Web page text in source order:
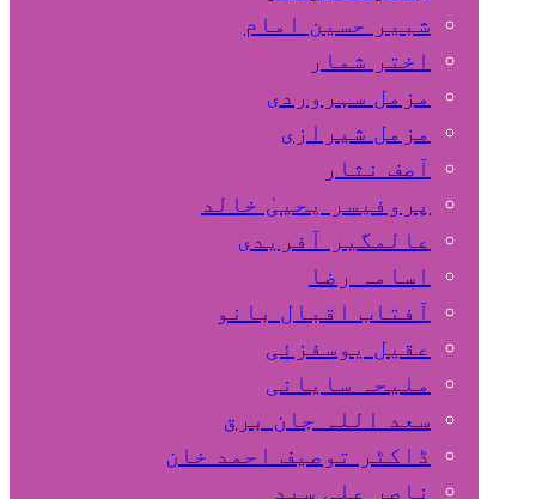
شبیر حسین امام
اختر شمار
مزمل سہروردی
مزمل شیرازی
آصف نثار
پروفیسر یحییٰ خالد
عالمگیر آفریدی
اسامہ رضا
آفتاب اقبال بانو
عقیل یوسفزئی
ملیحہ سایانی
سعد اللہ جان برق
ڈاکٹر توصیف احمد خان
ناصر علی سید